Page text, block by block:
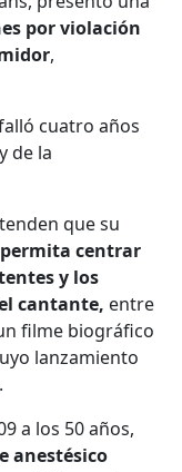
por violación
,
cuatro años
de la
que su
centrar
y los
cantante, entre
filme biográfico
lanzamiento
a los 50 años,
anestésico